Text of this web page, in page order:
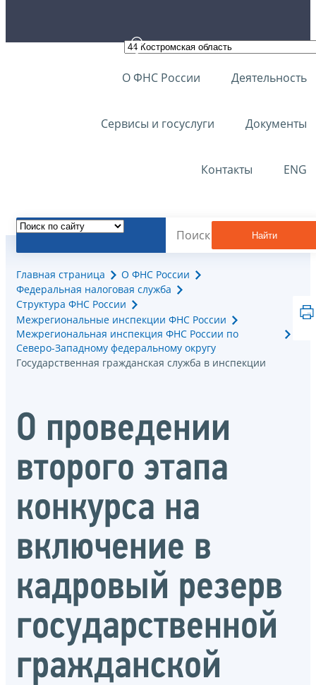
О ФНС России Деятельность
Сервисы и госуслуги Документы
Контакты ENG
Найти
Главная страница
О ФНС России
Федеральная налоговая служба
Структура ФНС России
Межрегиональные инспекции ФНС России
Межрегиональная инспекция ФНС России по
Северо-Западному федеральному округу
Государственная гражданская служба в инспекции
О проведении
второго этапа
конкурса на
включение в
кадровый резерв
государственной
гражданской